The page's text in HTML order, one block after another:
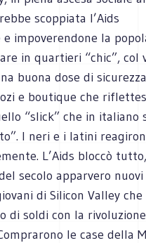
scoppiata l’Aids
e impoverendone la
in quartieri “chic”, col
buona dose di
e boutique che
“slick” che in italiano
I neri e i latini
L’Aids bloccò
secolo apparvero
di Silicon Valley che
di soldi con la rivoluzione
le case della